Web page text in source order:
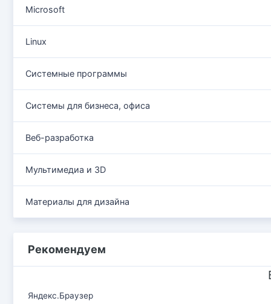
Microsoft
Linux
Системные программы
Системы для бизнеса, офиса
Веб-разработка
Мультимедиа и 3D
Материалы для дизайна
Рекомендуем
Яндекс.Браузер